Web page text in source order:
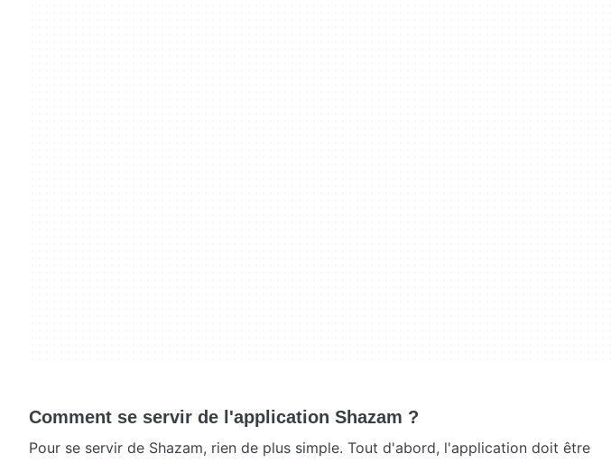
Comment se servir de l'application Shazam ?
Pour se servir de Shazam, rien de plus simple. Tout d'abord, l'application doit être